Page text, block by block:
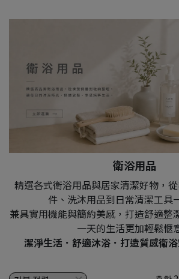
衛浴用品
精選各式衛浴用品與居家清潔好物，
件、洗沐用品到日常清潔工具
兼具實用機能與簡約美感，打造舒適整
一天的生活更加輕鬆愜
潔淨生活．舒適沐浴．打造質感衛